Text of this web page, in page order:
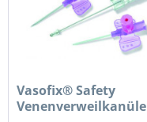
Vasofix® Safety
Venenverweilkanüle